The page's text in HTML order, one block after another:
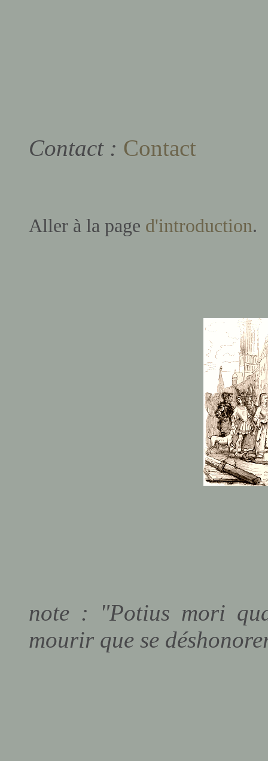
Contact : Contact
Aller à la page d'introduction.
note : "Potius mori
mourir que se